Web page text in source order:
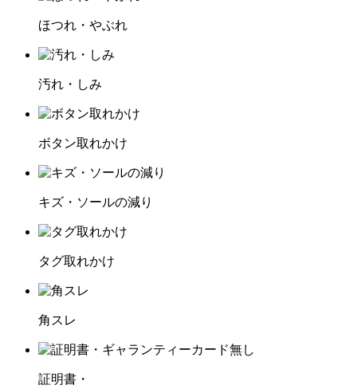
ほつれ・やぶれ
汚れ・しみ
ボタン取れかけ
キズ・ソールの減り
タグ取れかけ
角スレ
証明書・